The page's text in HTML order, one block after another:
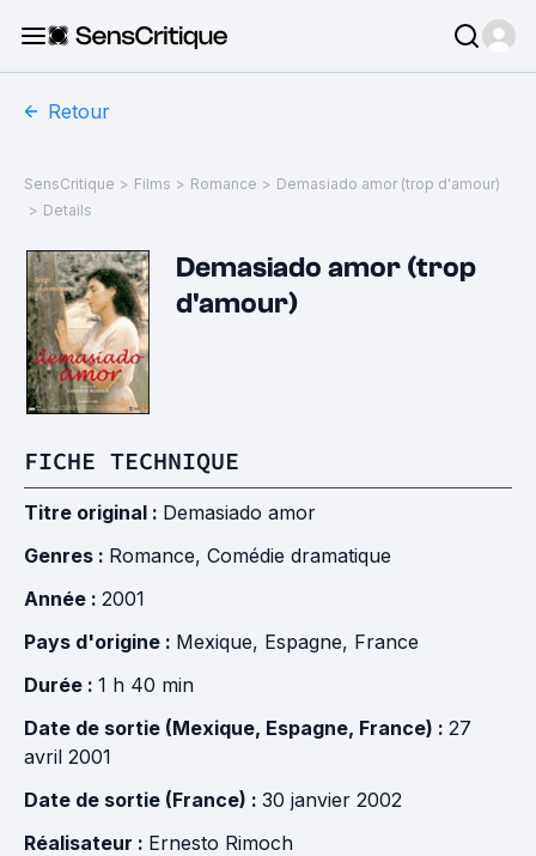
Retour
SensCritique > Films > Romance > Demasiado amor (trop d'amour)
> Details
Demasiado amor (trop
d'amour)
FICHE TECHNIQUE
Titre original : Demasiado amor
Genres : Romance, Comédie dramatique
Année : 2001
Pays d'origine : Mexique, Espagne, France
Durée : 1 h 40 min
Date de sortie (Mexique, Espagne, France) : 27
avril 2001
Date de sortie (France) : 30 janvier 2002
Réalisateur : Ernesto Rimoch